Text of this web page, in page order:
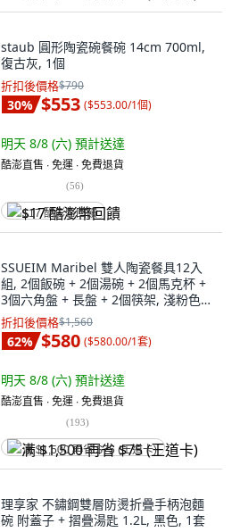
staub 圓形陶瓷碗餐碗 14cm 700ml,
復古灰, 1個
折扣後價格$790
30% $553 ($553.00/1個)
明天 8/8 (六) 預計送達
酷澎直售 ∙ 免運 ∙ 免費退貨
(56)
$17 酷澎幣回饋
SSUEIM Maribel 雙人陶瓷餐具12入
組, 2個飯碗 + 2個湯碗 + 2個馬克杯 +
3個六角盤 + 長盤 + 2個筷架, 淺粉色 +
藍灰色, 1組
折扣後價格$1,560
62% $580 ($580.00/1套)
明天 8/8 (六) 預計送達
酷澎直售 ∙ 免運 ∙ 免費退貨
(193)
满 $1,500 再省 $75 (王道卡)
理享家 不鏽鋼雙層防燙折疊手柄泡麵
碗 附蓋子 + 摺疊湯匙 1.2L, 黑色, 1套